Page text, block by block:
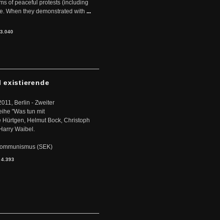
of peaceful protests (including
When they demonstrated with ...
3.040
existierende
Berlin - Zweiter
"Was tun mit
Helmut Bock, Christoph
Waibel.
(SEK)
4.393